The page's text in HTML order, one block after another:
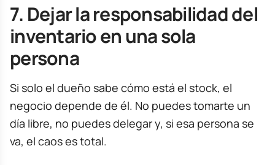
7. Dejar la responsabilidad del
inventario en una sola
persona
Si solo el dueño sabe cómo está el stock, el
negocio depende de él. No puedes tomarte un
día libre, no puedes delegar y, si esa persona se
va, el caos es total.